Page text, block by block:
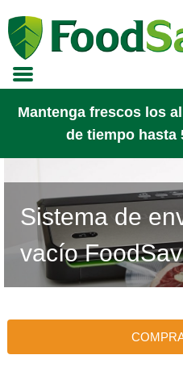
Skip
content
SELECCIONA PAÍS
GERMANY (GERMAN)
EUROPE (ENGLISH)
FRANCE (FRENCH)
Mantenga frescos los
de tiempo hasta
Sistema de
vacío